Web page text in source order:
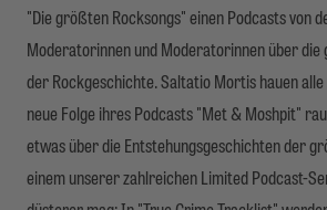
"Die größten Rocksongs" einen Podcasts von
Moderatorinnen und Moderatorinnen über
der Rockgeschichte. Saltatio Mortis hauen
neue Folge ihres Podcasts "Met & Moshpit"
etwas über die Entstehungsgeschichten der
einem unserer zahlreichen Limited Podcast-